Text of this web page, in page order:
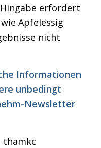
erfordert
Apfelessig
nicht
Informationen
unbedingt
Newsletter
thamkc